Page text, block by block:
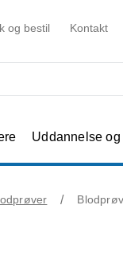
og bestil Kontakt
Uddannelse og